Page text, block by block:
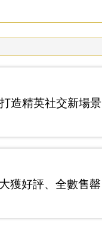
造精英社交新場景
獲好評、全數售罄